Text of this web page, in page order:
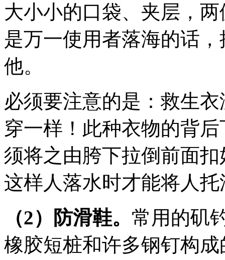
大小小的口袋、夹层，
是万一使用者落海的话
他。
必须要注意的是：救生
穿一样！此种衣物的背
须将之由胯下拉倒前面
这样人落水时才能将人
（2）防滑鞋。 常用的矶
橡胶短桩和许多钢钉构